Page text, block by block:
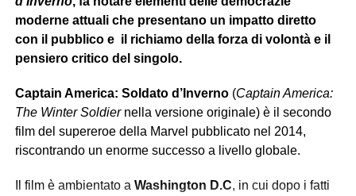
moderne attuali che presentano un impatto diretto
con il pubblico e il richiamo della forza di volontà e il
pensiero critico del singolo.
Captain America: Soldato d’Inverno(Captain America:
The Winter Soldiernella versione originale) è il secondo
film del supereroe della Marvel pubblicato nel 2014,
riscontrando un enorme successo a livello globale.
Il film è ambientato a Washington D.C, in cui dopo i fatti